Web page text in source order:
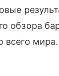
обзора
всего